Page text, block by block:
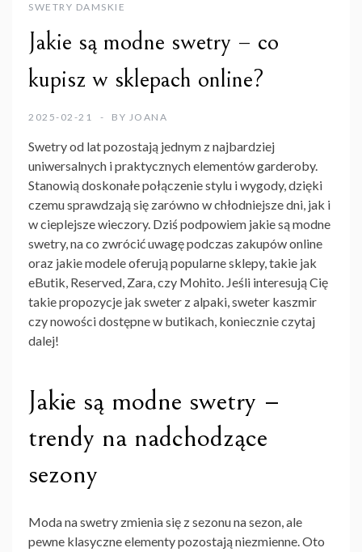
SWETRY DAMSKIE
Jakie są modne swetry – co
kupisz w sklepach online?
2025-02-21 BY JOANA
Swetry od lat pozostają jednym z najbardziej
uniwersalnych i praktycznych elementów garderoby.
Stanowią doskonałe połączenie stylu i wygody, dzięki
czemu sprawdzają się zarówno w chłodniejsze dni, jak i
w cieplejsze wieczory. Dziś podpowiem jakie są modne
swetry, na co zwrócić uwagę podczas zakupów online
oraz jakie modele oferują popularne sklepy, takie jak
eButik, Reserved, Zara, czy Mohito. Jeśli interesują Cię
takie propozycje jak sweter z alpaki, sweter kaszmir
czy nowości dostępne w butikach, koniecznie czytaj
dalej!
Jakie są modne swetry –
trendy na nadchodzące
sezony
Moda na swetry zmienia się z sezonu na sezon, ale
pewne klasyczne elementy pozostają niezmienne. Oto